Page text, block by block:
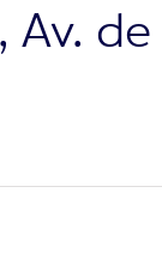
Av.